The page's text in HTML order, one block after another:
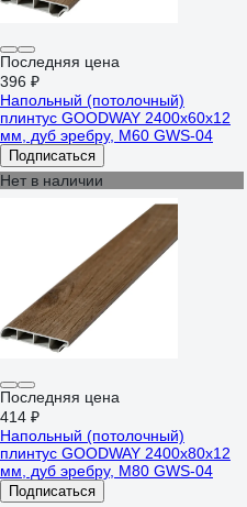
Последняя цена
396 ₽
Напольный (потолочный)
плинтус GOODWAY 2400x60x12
мм, дуб эребру, M60 GWS-04
Подписаться
Нет в наличии
Последняя цена
414 ₽
Напольный (потолочный)
плинтус GOODWAY 2400x80x12
мм, дуб эребру, M80 GWS-04
Подписаться